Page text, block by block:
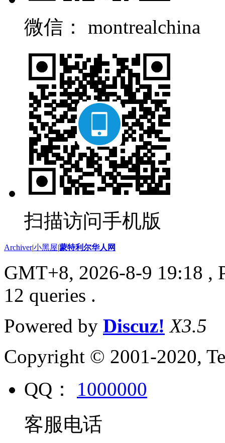
微信： montrealchina
扫描访问手机版
Archiver|小黑屋|蒙特利尔华人网
GMT+8, 2026-8-9 19:18 ,
12 queries .
Powered by Discuz! X3.5
Copyright © 2001-2020,
QQ： 1000000
客服电话